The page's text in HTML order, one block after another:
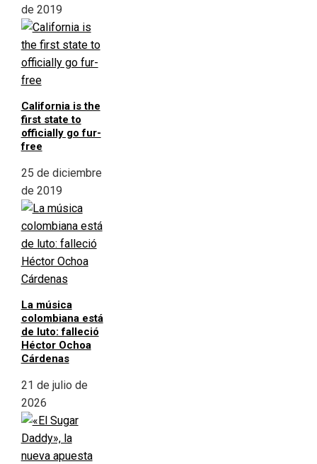
de 2019
California is the
first state to
officially go fur-
free
25 de diciembre
de 2019
La música
colombiana está
de luto: falleció
Héctor Ochoa
Cárdenas
21 de julio de
2026